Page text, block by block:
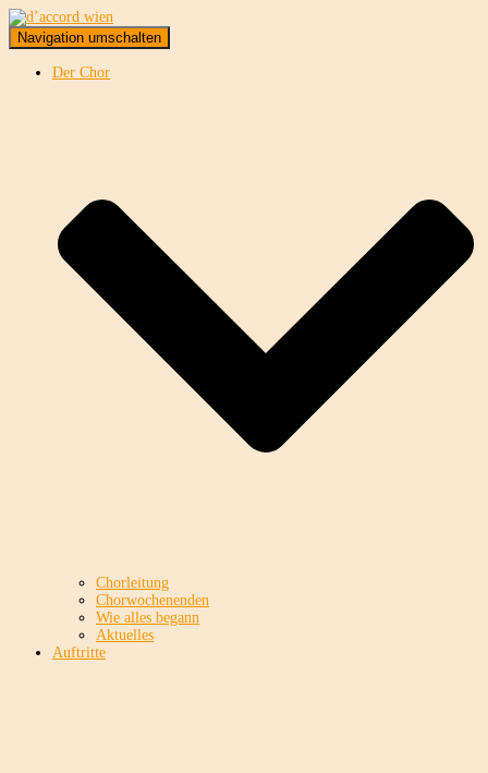
Navigation umschalten
Der Chor
Chorleitung
Chorwochenenden
Wie alles begann
Aktuelles
Auftritte